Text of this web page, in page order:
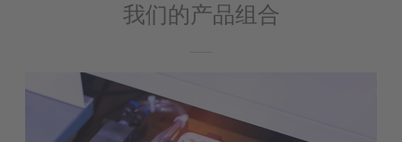
我们的产品组合